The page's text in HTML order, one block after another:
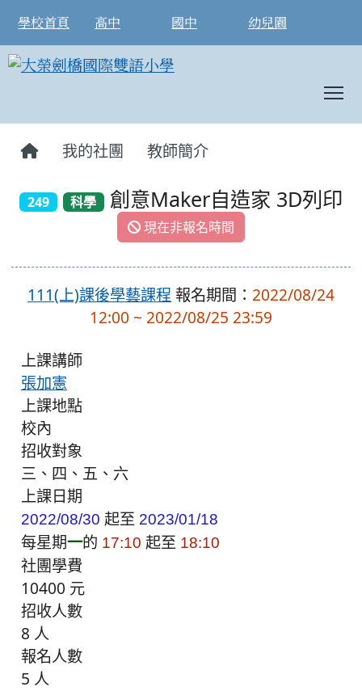
學校首頁 高中 國中 幼兒園
我的社團 教師簡介
249 科學 創意Maker自造家 3D列印
現在非報名時間
111(上)課後學藝課程 報名期間： 2022/08/24
12:00 ~ 2022/08/25 23:59
上課講師
張加憲
上課地點
校內
招收對象
三、四、五、六
上課日期
2022/08/30 起至 2023/01/18
每星期一的 17:10 起至 18:10
社團學費
10400 元
招收人數
8 人
報名人數
5 人